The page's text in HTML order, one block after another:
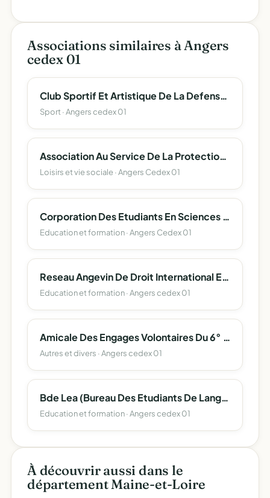
Associations similaires à Angers
cedex 01
Club Sportif Et Artistique De La Defense D'angers
Sport · Angers cedex 01
Association Au Service De La Protection Et L'accompagnement Des Majeurs 49
Loisirs et vie sociale · Angers Cedex 01
Corporation Des Etudiants En Sciences D'angers (Corpo Sciences Angers)
Education et formation · Angers Cedex 01
Reseau Angevin De Droit International Et Europeen
Education et formation · Angers cedex 01
Amicale Des Engages Volontaires Du 6° Regiment Du Genie
Autres et divers · Angers cedex 01
Bde Lea (Bureau Des Etudiants De Langues Etrangeres Appliquees) Angers
Education et formation · Angers cedex 01
À découvrir aussi dans le
département Maine-et-Loire